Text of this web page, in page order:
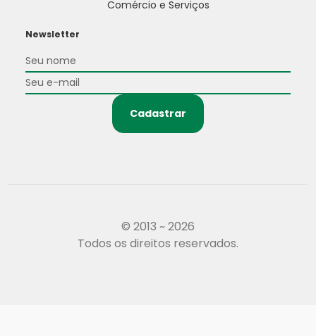
Comércio e Serviços
Newsletter
Cadastrar
© 2013 ~ 2026
Todos os direitos reservados.